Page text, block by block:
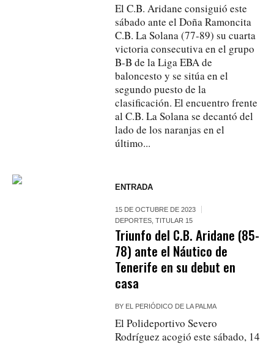
El C.B. Aridane consiguió este
sábado ante el Doña Ramoncita
C.B. La Solana (77-89) su cuarta
victoria consecutiva en el grupo
B-B de la Liga EBA de
baloncesto y se sitúa en el
segundo puesto de la
clasificación. El encuentro frente
al C.B. La Solana se decantó del
lado de los naranjas en el
último...
ENTRADA
15 DE OCTUBRE DE 2023
DEPORTES ,TITULAR 15
Triunfo del C.B. Aridane (85-
78) ante el Náutico de
Tenerife en su debut en
casa
BY EL PERIÓDICO DE LA PALMA
El Polideportivo Severo
Rodríguez acogió este sábado, 14